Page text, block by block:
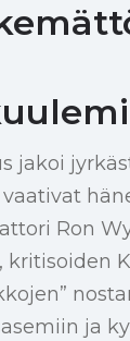
jakoi
Ron
kritisoiden
ja